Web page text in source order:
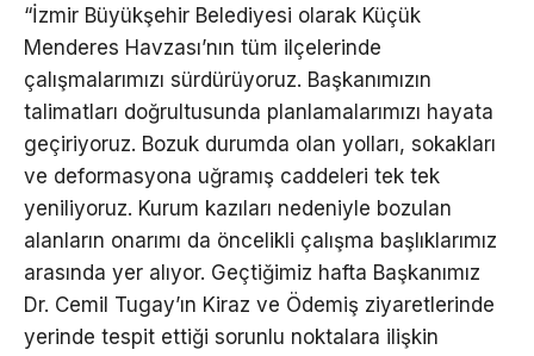
“İzmir Büyükşehir Belediyesi olarak Küçük
Menderes Havzası’nın tüm ilçelerinde
çalışmalarımızı sürdürüyoruz. Başkanımızın
talimatları doğrultusunda planlamalarımızı hayata
geçiriyoruz. Bozuk durumda olan yolları, sokakları
ve deformasyona uğramış caddeleri tek tek
yeniliyoruz. Kurum kazıları nedeniyle bozulan
alanların onarımı da öncelikli çalışma başlıklarımız
arasında yer alıyor. Geçtiğimiz hafta Başkanımız
Dr. Cemil Tugay’ın Kiraz ve Ödemiş ziyaretlerinde
yerinde tespit ettiği sorunlu noktalara ilişkin